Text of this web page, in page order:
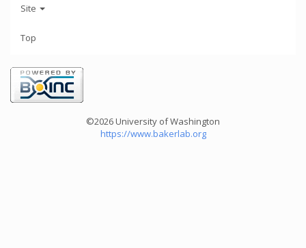
Site
Top
©2026 University of Washington
https://www.bakerlab.org